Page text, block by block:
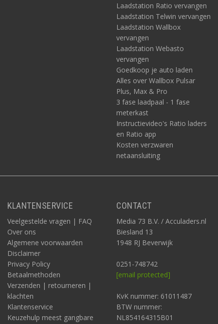
Laadstation Ratio vervangen
Laadstation Telwin vervangen
Laadstation Wallbox
vervangen
Laadstation Webasto
vervangen
Goedkoop je auto laden
Alles over Wallbox Pulsar
Plus, Max & Pro
3 fase laadpaal - 1 fase
meterkast
Instructievideo's Ratio laders
en Ratio app
Kosten verzwaren
netaansluiting
KLANTENSERVICE
Veelgestelde vragen | FAQ
Over ons
Algemene voorwaarden
Disclaimer
Privacy Policy
Betaalmethoden
Verzenden | retourneren |
klachten
Klantenservice
Keuzehulp meest gangbare
CONTACT
Media 73 B.V. / Acculaders.nl
Biesland 13
1948 RJ Beverwijk
0251-748742
[email protected]
KvK nummer: 61011487
BTW nummer:
NL854164315B01